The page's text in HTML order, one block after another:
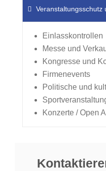
Veranstaltungsschutz
Einlasskontrollen
Messe und
Kongresse und
Firmenevents
Politische und
Konzerte / Open